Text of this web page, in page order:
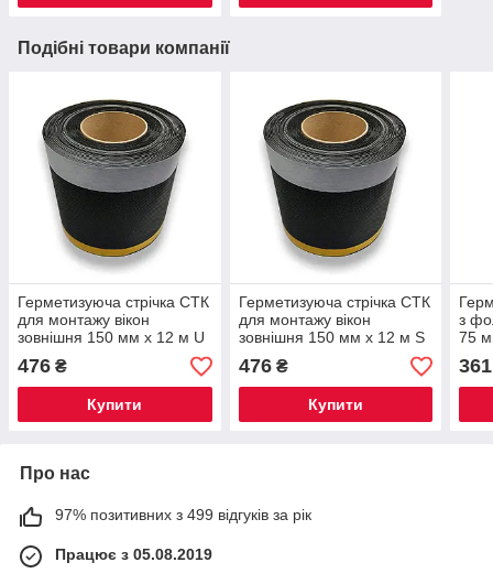
Подібні товари компанії
Герметизуюча стрічка СТК
для монтажу вікон
зовнішня 150 мм х 12 м U
476 ₴
Купити
Герметизуюча стрічка СТК
для монтажу вікон
зовнішня 150 мм х 12 м S
476₴
Купити
з
75
361
Про нас
97% позитивних з 499 відгуків за рік
Працює з 05.08.2019